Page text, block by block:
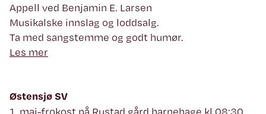
Appell ved Benjamin E. Larsen
Musikalske innslag og loddsalg.
Ta med sangstemme og godt humør.
Les mer
Østensjø SV